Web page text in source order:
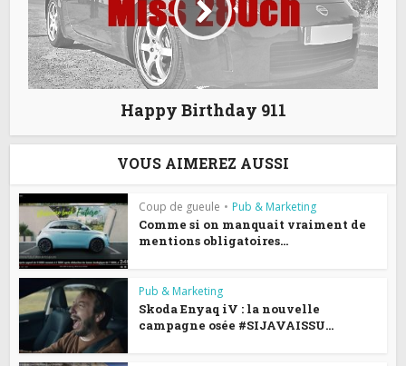
Happy Birthday 911
VOUS AIMEREZ AUSSI
Coup de gueule • Pub & Marketing
Comme si on manquait vraiment de
mentions obligatoires...
Pub & Marketing
Skoda Enyaq iV : la nouvelle
campagne osée #SIJAVAISSU...